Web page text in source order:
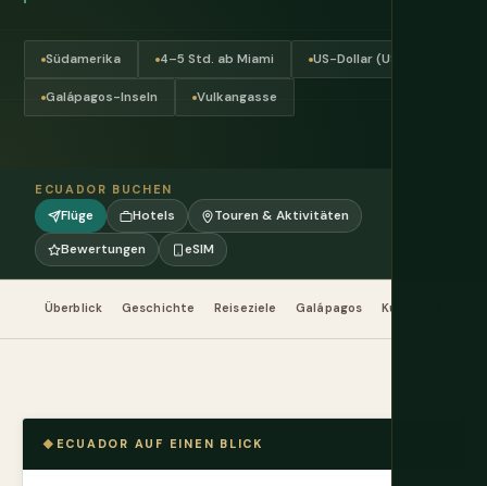
Südamerika 4–5 Std. ab Miami US-Dollar (USD)
Galápagos-Inseln Vulkangasse
ECUADOR BUCHEN
Flüge Hotels
Touren & Aktivitäten
Bewertungen
eSIM
Überblick Geschichte Reiseziele Galápagos Kultur &
ECUADOR AUF EINEN BLICK